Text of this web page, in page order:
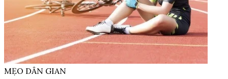
MẸO DÂN GIAN